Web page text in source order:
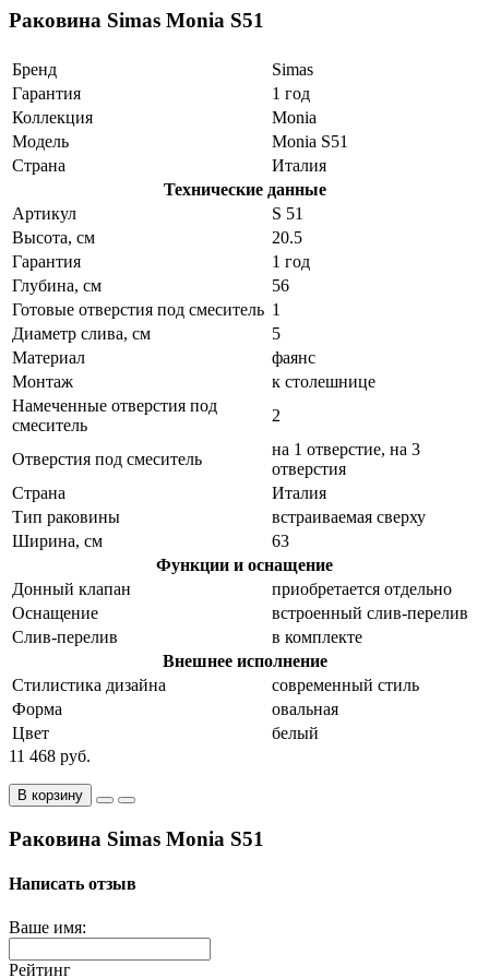
Раковина Simas Monia S51
Бренд
Simas
Гарантия
1 год
Коллекция
Monia
Модель
Monia S51
Страна
Италия
Технические данные
Артикул
S 51
Высота, см
20.5
Гарантия
1 год
Глубина, см
56
Готовые отверстия под смеситель 1
Диаметр слива, см
5
Материал
фаянс
Монтаж
к столешнице
Намеченные отверстия под
смеситель
2
Отверстия под смеситель
на 1 отверстие, на 3
отверстия
Страна
Италия
Тип раковины
встраиваемая сверху
Ширина, см
63
Функции и оснащение
Донный клапан
приобретается отдельно
Оснащение
встроенный слив-перелив
Слив-перелив
в комплекте
Внешнее исполнение
Стилистика дизайна
современный стиль
Форма
овальная
Цвет
белый
11 468 руб.
В корзину
Раковина Simas Monia S51
Написать отзыв
Ваше имя:
Рейтинг